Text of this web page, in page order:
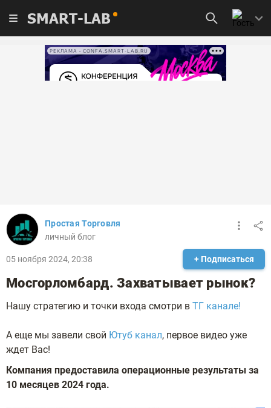
SMART-LAB
РЕКЛАМА • CONFA.SMART-LAB.RU
Простая Торговля
личный блог
05 ноября 2024, 20:38 + Подписаться
Мосгорломбард. Захватывает рынок?
Нашу стратегию и точки входа смотри в ТГ канале!
А еще мы завели свой Ютуб канал, первое видео уже
ждет Вас!
Компания предоставила операционные результаты за
10 месяцев 2024 года.